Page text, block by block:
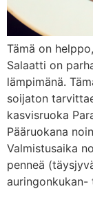
Tämä on
Salaatti on
lämpimänä.
soijaton
kasvisruoka
Pääruokana
Valmistusaika
penneä
auringonkukan-